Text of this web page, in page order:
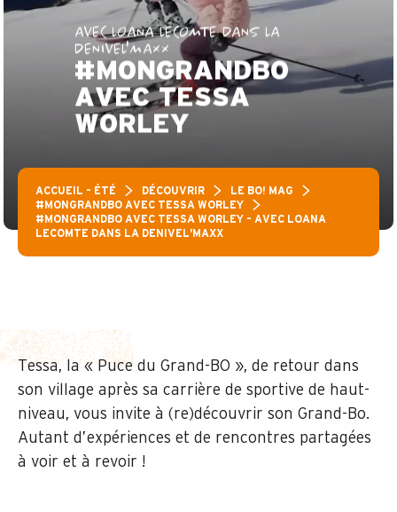
AVEC LOANA LECOMTE DANS LA
DENIVEL'MAXX
#MONGRANDBO
AVEC TESSA
WORLEY
ACCUEIL – ÉTÉ DÉCOUVRIR
LE BO! MAG
#MONGRANDBO AVEC TESSA WORLEY
#MONGRANDBO AVEC TESSA WORLEY – AVEC LOANA
LECOMTE DANS LA DENIVEL’MAXX
Tessa, la « Puce du Grand-BO », de retour dans
son village après sa carrière de sportive de haut-
niveau, vous invite à (re)découvrir son Grand-Bo.
Autant d’expériences et de rencontres partagées
à voir et à revoir !